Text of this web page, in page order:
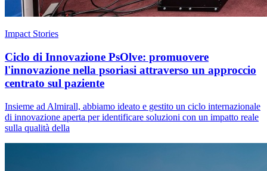
Impact Stories
Ciclo di Innovazione PsOlve: promuovere
l'innovazione nella psoriasi attraverso un approccio
centrato sul paziente
Insieme ad Almirall, abbiamo ideato e gestito un ciclo internazionale
di innovazione aperta per identificare soluzioni con un impatto reale
sulla qualità della